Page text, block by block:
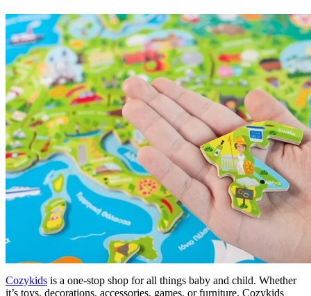
Cozykids is a one-stop shop for all things baby and child. Whether
it’s toys, decorations, accessories, games, or furniture, Cozykids